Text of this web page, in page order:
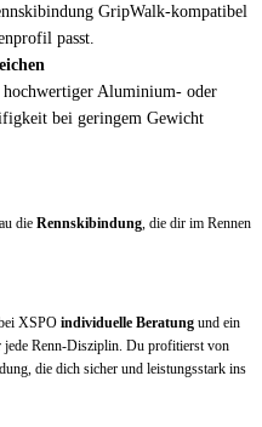
GripWalk-kompatibel
passt.
Aluminium- oder
bei geringem Gewicht
die Rennskibindung, die dir im Rennen
XSPO individuelle Beratung und ein
jede Renn-Disziplin. Du profitierst von
die dich sicher und leistungsstark ins